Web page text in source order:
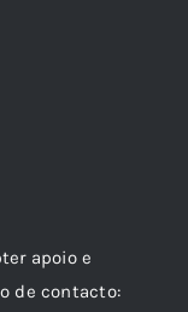
apoio e
de contacto: